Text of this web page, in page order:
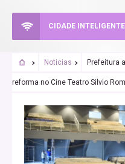
CIDADE INTELIGENTE
Noticias Prefeitura
reforma no Cine Teatro Silvio